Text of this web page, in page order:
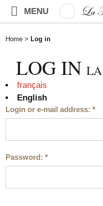
MENU
Home > Log in
LOG IN
français
English
Login or e-mail address:*
Password:*